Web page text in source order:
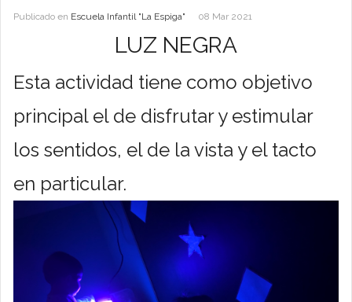
Publicado en Escuela Infantil "La Espiga" 08 Mar 2021
LUZ NEGRA
Esta actividad tiene como objetivo
principal el de disfrutar y estimular
los sentidos, el de la vista y el tacto
en particular.